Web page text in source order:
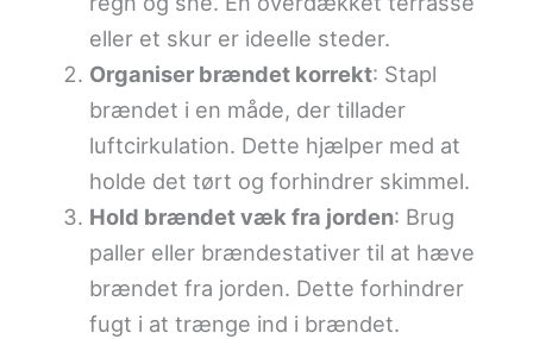
eller et skur er ideelle steder.
Organiser brændet korrekt: Stapl
brændet i en måde, der tillader
luftcirkulation. Dette hjælper med at
holde det tørt og forhindrer skimmel.
Hold brændet væk fra jorden: Brug
paller eller brændestativer til at hæve
brændet fra jorden. Dette forhindrer
fugt i at trænge ind i brændet.